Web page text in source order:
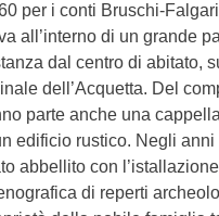
per i conti Bruschi-
all’interno di un grande
dal centro di abitato,
dell’Acquetta. Del
parte anche una
edificio rustico. Negli anni
abbellito con l’istallazione
di reperti